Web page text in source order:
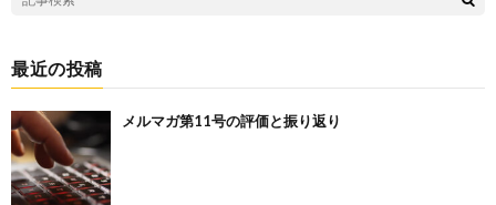
最近の投稿
メルマガ第11号の評価と振り返り